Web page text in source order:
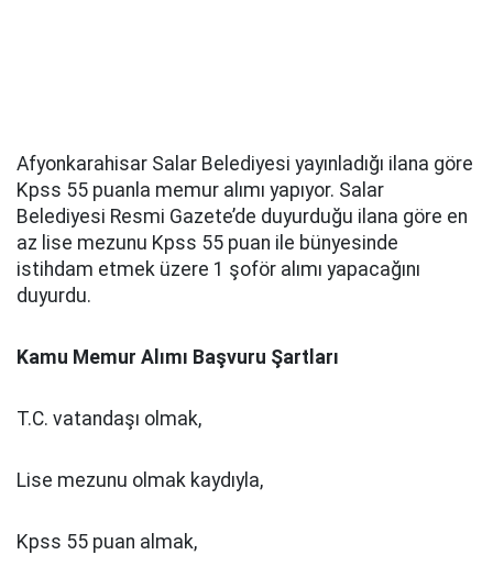
Afyonkarahisar Salar Belediyesi yayınladığı ilana göre
Kpss 55 puanla memur alımı yapıyor. Salar
Belediyesi Resmi Gazete’de duyurduğu ilana göre en
az lise mezunu Kpss 55 puan ile bünyesinde
istihdam etmek üzere 1 şoför alımı yapacağını
duyurdu.
Kamu Memur Alımı Başvuru Şartları
T.C. vatandaşı olmak,
Lise mezunu olmak kaydıyla,
Kpss 55 puan almak,